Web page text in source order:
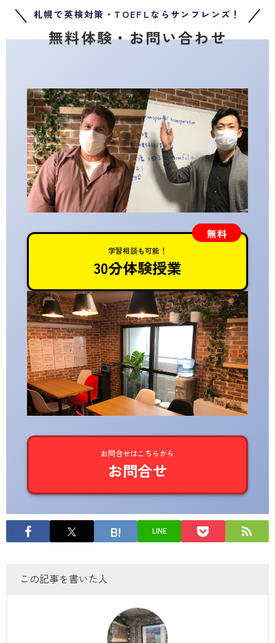
札幌で英検対策・TOEFLならサンフレンズ！
無料体験・お問い合わせ
学習相談も可能！
30分体験授業
お問合せはこちらから
お問合せ
LINE
この記事を書いた人